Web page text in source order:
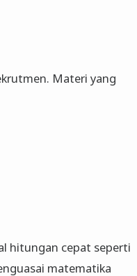
Materi yang
hitungan cepat seperti
matematika